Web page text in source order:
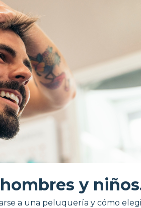
y
a una peluquería y cómo